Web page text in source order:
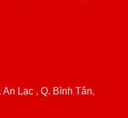
Lạc , Q. Bình Tân,